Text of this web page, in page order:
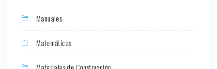
Manuales
Matemáticas